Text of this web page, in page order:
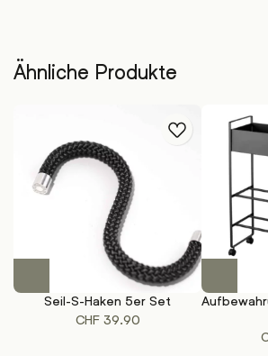
der
Ähnliche Produkte
weist
mehrere
Seil-S-Haken 5er Set
CHF39.90
weist